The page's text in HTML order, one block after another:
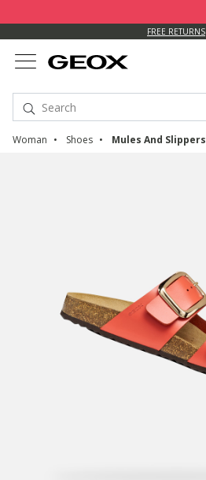
FREE RETURNS
Woman Shoes Mules And Slippers